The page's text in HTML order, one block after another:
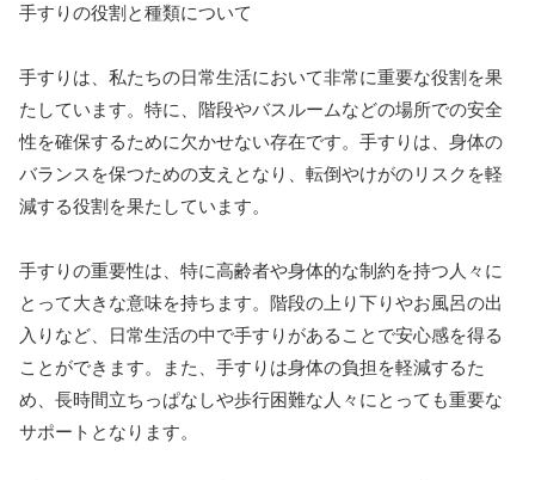
手すりの役割と種類について
手すりは、私たちの日常生活において非常に重要な役割を果
たしています。特に、階段やバスルームなどの場所での安全
性を確保するために欠かせない存在です。手すりは、身体の
バランスを保つための支えとなり、転倒やけがのリスクを軽
減する役割を果たしています。
手すりの重要性は、特に高齢者や身体的な制約を持つ人々に
とって大きな意味を持ちます。階段の上り下りやお風呂の出
入りなど、日常生活の中で手すりがあることで安心感を得る
ことができます。また、手すりは身体の負担を軽減するた
め、長時間立ちっぱなしや歩行困難な人々にとっても重要な
サポートとなります。